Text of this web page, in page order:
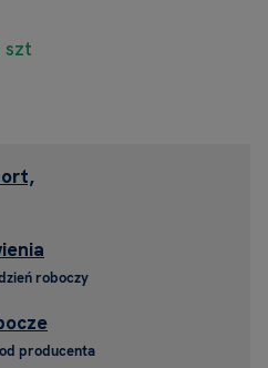
szt
roboczy
producenta